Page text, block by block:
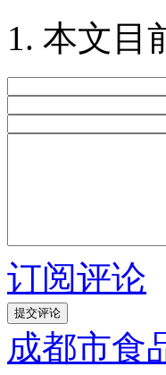
本文目
订阅评论
成都市食